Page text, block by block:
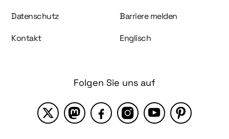
Datenschutz Barriere melden
Kontakt Englisch
Folgen Sie uns auf